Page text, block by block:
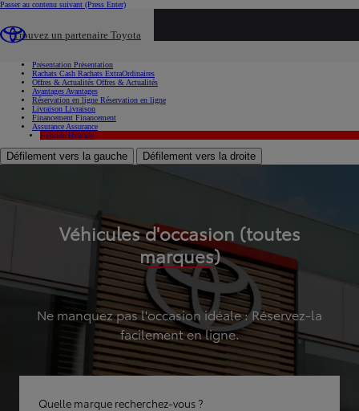
Passer au contenu suivant (Press Enter)
Trouvez un partenaire Toyota
Présentation Présentation
Rachats Cash Rachats ExtraOrdinaires
Offres & Actualités Offres & Actualités
Avantages Avantages
Réservation en ligne Réservation en ligne
Livraison Livraison
Financement Financement
Assurance Assurance
Hybride Hybride
Défilement vers la gauche Défilement vers la droite
Véhicules d'occasion (toutes
marques)
Ne manquez pas l'occasion idéale : Réservez-la
facilement en ligne.
Quelle marque recherchez-vous ?